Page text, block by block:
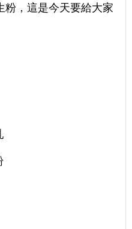
粉，這是今天要給大家